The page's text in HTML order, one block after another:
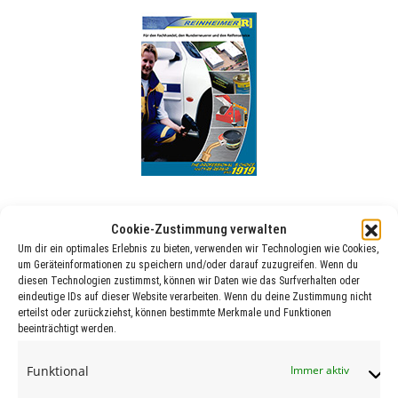
Cookie-Zustimmung verwalten
Um dir ein optimales Erlebnis zu bieten, verwenden wir Technologien wie Cookies,
um Geräteinformationen zu speichern und/oder darauf zuzugreifen. Wenn du
diesen Technologien zustimmst, können wir Daten wie das Surfverhalten oder
eindeutige IDs auf dieser Website verarbeiten. Wenn du deine Zustimmung nicht
erteilst oder zurückziehst, können bestimmte Merkmale und Funktionen
beeinträchtigt werden.
Funktional Immer aktiv
Englisch (ca. 20 MB)
Polnisch (ca. 21 MB)